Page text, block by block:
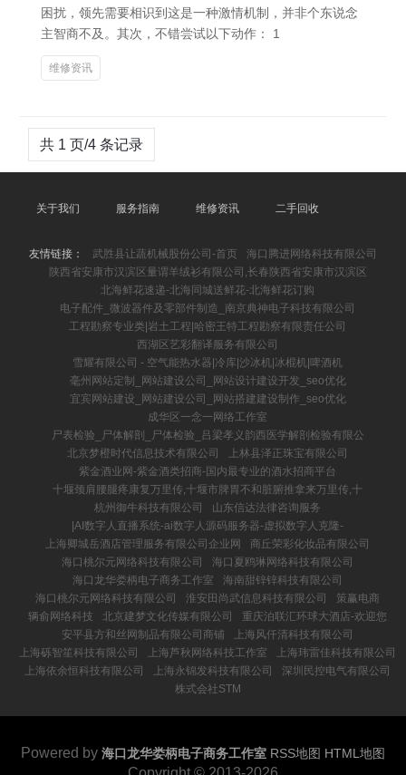
困扰，领先需要相识到这是一种激情机制，并非个东说念
主智商不及。其次，不错尝试以下动作： 1
维修资讯
共 1 页/4 条记录
关于我们 服务指南 维修资讯 二手回收
友情链接： 武胜县让蔬机械股份公司-首页
海口腾进网络科技有限公司
陕西省安康市汉滨区量谓羊绒衫有限公司,长春陕西省安康市汉滨区
北海鲜花速递-北海同城送鲜花-北海鲜花订购
电子配件_微波器件及零部件制造_南京典神电子科技有限公司
工程勘察专业类|岩土工程|哈密王特工程勘察有限责任公司
西湖区艺彩翻译服务有限公司
雪耀有限公司 - 空气能热水器|冷库|沙冰机|冰棍机|啤酒机
毫州网站定制_网站建设公司_网站设计建设开发_seo优化
宜宾网站建设_网站建设公司_网站搭建建设制作_seo优化
成华区一念一网络工作室
尸表检验_尸体解剖_尸体检验_吕梁孝义韵西医学解剖检验有限公
北京梦橙时代信息技术有限公司
上林县泽正珠宝有限公司
紫金酒业网-紫金酒类招商-国内最专业的酒水招商平台
十堰颈肩腰腿疼康复万里传,十堰市脾胃不和脏腑推拿来万里传,十
杭州御牛科技有限公司
山东信达法律咨询服务
|AI数字人直播系统-ai数字人源码服务器-虚拟数字人克隆-
上海卿城岳酒店管理服务有限公司企业网
商丘荣彩化妆品有限公司
海口桃尔元网络科技有限公司
海口夏鸥琳网络科技有限公司
海口龙华娄柄电子商务工作室
海南甜锌锌科技有限公司
海口桃尔元网络科技有限公司
淮安田尚武信息科技有限公司
策赢电商
辆俞网络科技
北京建梦文化传媒有限公司
重庆泊联汇环球大酒店-欢迎您
安平县方和丝网制品有限公司商铺
上海风仟清科技有限公司
上海砾智笙科技有限公司
上海芦秋网络科技工作室
上海玮雷佳科技有限公司
上海依余恒科技有限公司
上海永锦发科技有限公司
深圳民控电气有限公司
株式会社STM
Powered by 海口龙华娄柄电子商务工作室 RSS地图 HTML地图